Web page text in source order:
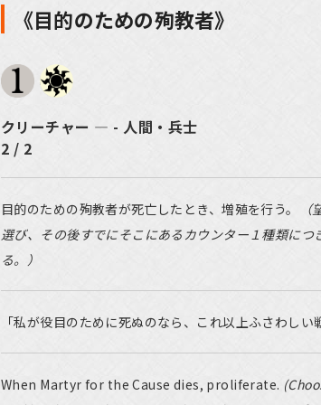
《目的のための殉教者》
クリーチャー ― - 人間・兵士
2 / 2
目的のための殉教者が死亡したとき、増殖を行う。
選び、その後すでにそこにあるカウンター１種類につ
る。）
「私が役目のために死ぬのなら、これ以上ふさわしい
When Martyr for the Cause dies, proliferate.